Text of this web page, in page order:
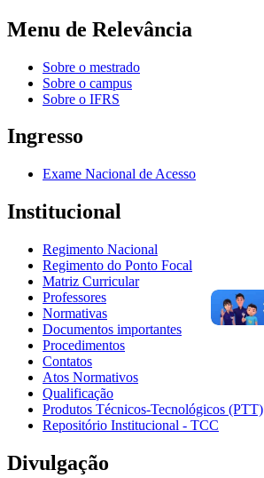
Menu de Relevância
Sobre o mestrado
Sobre o campus
Sobre o IFRS
Ingresso
Exame Nacional de Acesso
Institucional
Regimento Nacional
Regimento do Ponto Focal
Matriz Curricular
Professores
Normativas
Documentos importantes
Procedimentos
Contatos
Atos Normativos
Qualificação
Produtos Técnicos-Tecnológicos (PTT)
Repositório Institucional - TCC
Divulgação